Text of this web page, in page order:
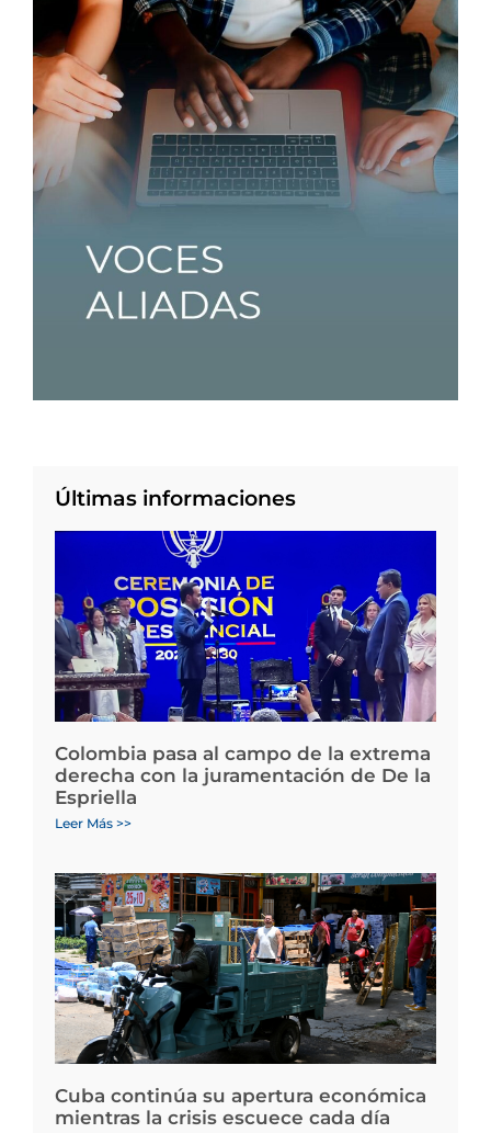
Últimas informaciones
Colombia pasa al campo de la extrema
derecha con la juramentación de De la
Espriella
Leer Más >>
Cuba continúa su apertura económica
mientras la crisis escuece cada día